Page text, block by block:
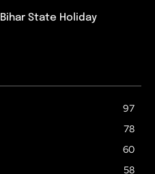
Bihar State Holiday
97
78
60
58